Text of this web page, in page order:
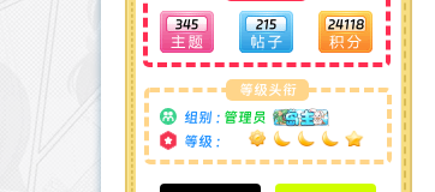
345 215 24118
等级头衔
组别 : 管理员
等级 :
积分成就